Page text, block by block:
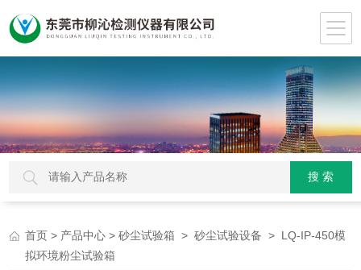
首页 > 产品中心 >砂尘试验箱 >砂尘试验设备 > LQ-IP-450模
拟环境粉尘试验箱